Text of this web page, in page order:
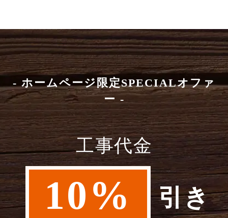
- ホームページ限定SPECIALオファ
ー -
工事代金
10% 引き